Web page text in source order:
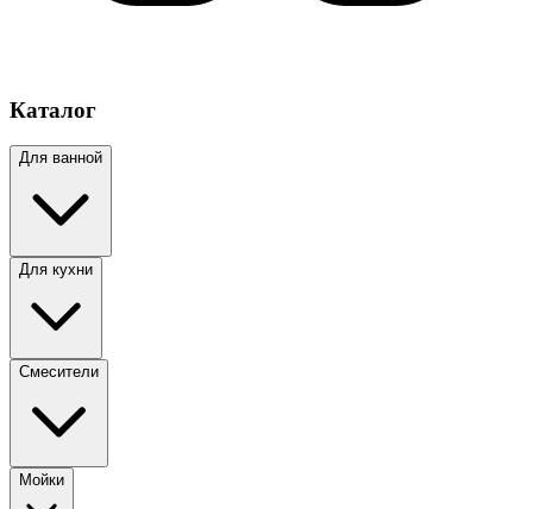
Каталог
Для ванной
Для кухни
Смесители
Мойки